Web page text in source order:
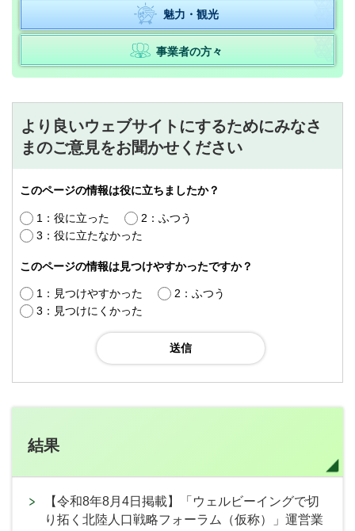
魅力・観光
事業者の方々
より良いウェブサイトにするためにみなさ
まのご意見をお聞かせください
このページの情報は役に立ちましたか？
1：役に立った
2：ふつう
3：役に立たなかった
このページの情報は見つけやすかったですか？
1：見つけやすかった
2：ふつう
3：見つけにくかった
結果
【令和8年8月4日掲載】「ウェルビーイングで切
り拓く北陸人口戦略フォーラム（仮称）」運営業